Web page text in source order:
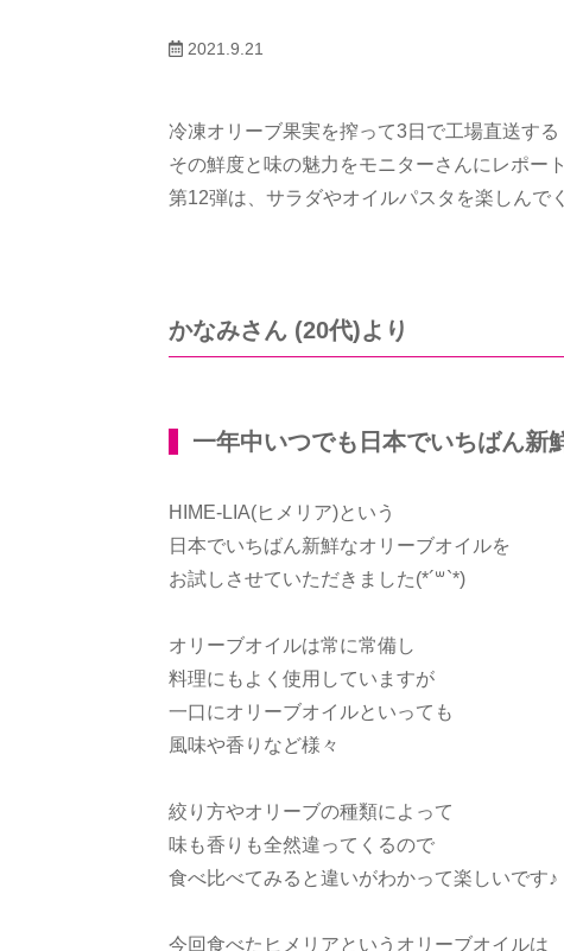
2021.9.21
冷凍オリーブ果実を搾って3日で工場直送する
その鮮度と味の魅力をモニターさんにレポー
第12弾は、サラダやオイルパスタを楽しんで
かなみさん (20代)より
一年中いつでも日本でいちばん新
HIME-LIA(ヒメリア) という
日本でいちばん新鮮なオリーブオイルを
お試しさせていただきました(*´꒳`*)
オリーブオイルは常に常備し
料理にもよく使用していますが
一口にオリーブオイルといっても
風味や香りなど様々
絞り方やオリーブの種類によって
味も香りも全然違ってくるので
食べ比べてみると違いがわかって楽しいです♪
今回食べたヒメリアというオリーブオイルは